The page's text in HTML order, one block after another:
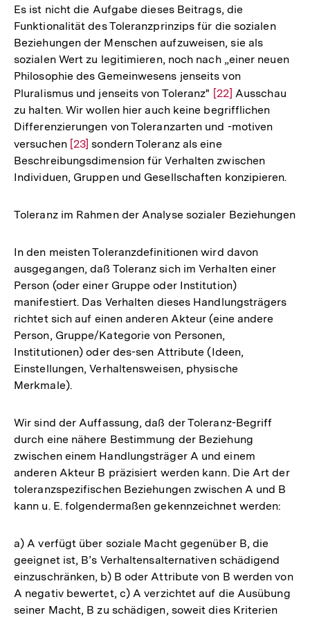
Es ist nicht die Aufgabe dieses Beitrags, die
Funktionalität des Toleranzprinzips für die sozialen
Beziehungen der Menschen aufzuweisen, sie als
sozialen Wert zu legitimieren, noch nach „einer neuen
Philosophie des Gemeinwesens jenseits von
Pluralismus und jenseits von Toleranz" Zur
Auflösung
der
Fußnote
[22] Ausschau
zu halten. Wir wollen hier auch keine begrifflichen
Differenzierungen von Toleranzarten und -motiven
versuchen Zur
Auflösung
der
[23] sondern Toleranz als eine
Beschreibungsdimension für Verhalten zwischen
Individuen, Gruppen und Gesellschaften konzipieren.
Toleranz im Rahmen der Analyse sozialer Beziehungen
In den meisten Toleranzdefinitionen wird davon
ausgegangen, daß Toleranz sich im Verhalten einer
Person (oder einer Gruppe oder Institution)
manifestiert. Das Verhalten dieses Handlungsträgers
richtet sich auf einen anderen Akteur (eine andere
Person, Gruppe/Kategorie von Personen,
Institutionen) oder des-sen Attribute (Ideen,
Einstellungen, Verhaltensweisen, physische
Merkmale).
Wir sind der Auffassung, daß der Toleranz-Begriff
durch eine nähere Bestimmung der Beziehung
zwischen einem Handlungsträger A und einem
anderen Akteur B präzisiert werden kann. Die Art der
toleranzspezifischen Beziehungen zwischen A und B
kann u. E. folgendermaßen gekennzeichnet werden:
a) A verfügt über soziale Macht gegenüber B, die
geeignet ist, B’s Verhaltensalternativen schädigend
einzuschränken, b) B oder Attribute von B werden von
A negativ bewertet, c) A verzichtet auf die Ausübung
seiner Macht, B zu schädigen, soweit dies Kriterien